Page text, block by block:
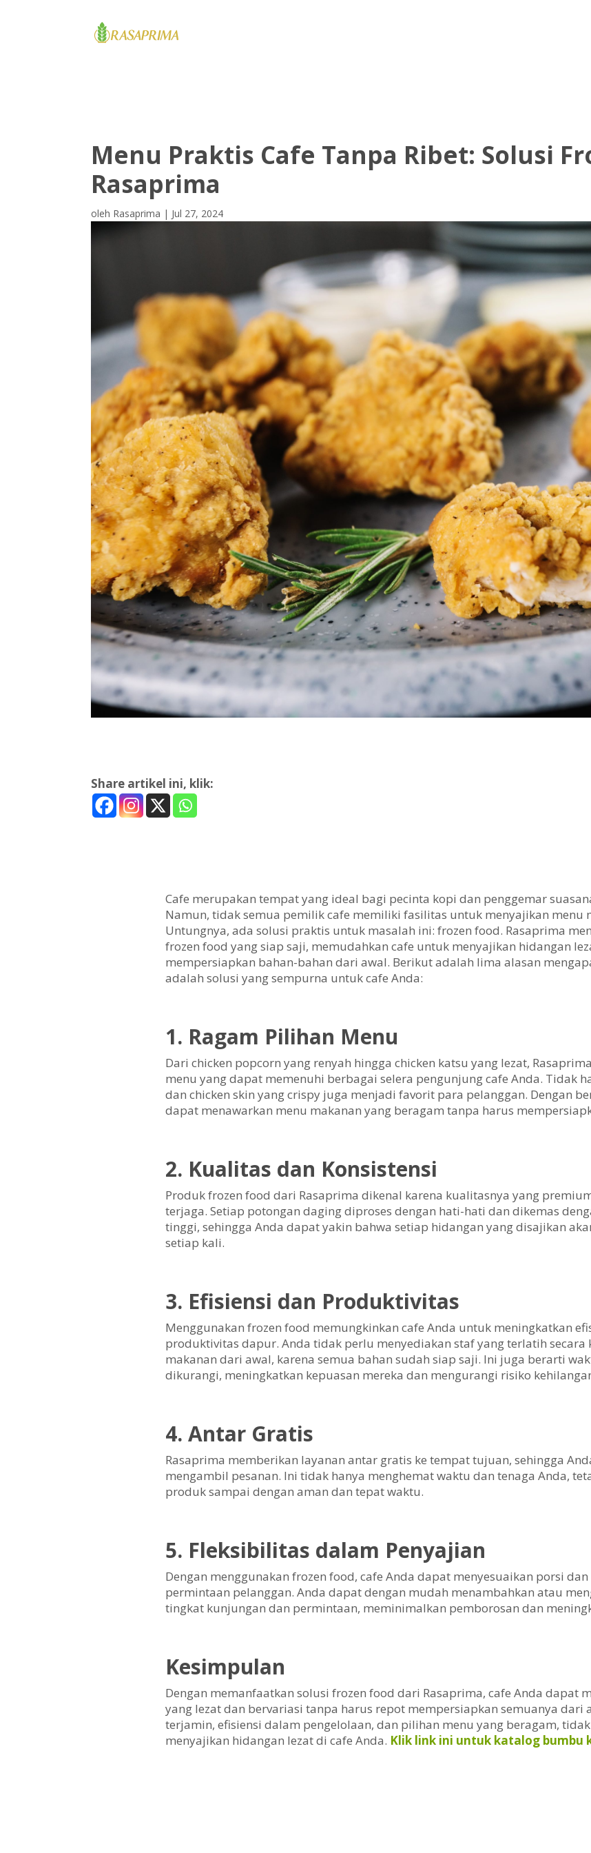
Menu Praktis Cafe Tanpa Ribet: Solusi
Rasaprima
oleh Rasaprima | Jul 27, 2024
Share artikel ini, klik:
Cafe merupakan tempat yang ideal bagi pecinta kopi dan penggemar
Namun, tidak semua pemilik cafe memiliki fasilitas untuk menyajikan menu
Untungnya, ada solusi praktis untuk masalah ini: frozen food. Rasaprima
frozen food yang siap saji, memudahkan cafe untuk menyajikan hidangan
mempersiapkan bahan-bahan dari awal. Berikut adalah lima alasan
adalah solusi yang sempurna untuk cafe Anda:
1. Ragam Pilihan Menu
Dari chicken popcorn yang renyah hingga chicken katsu yang lezat,
menu yang dapat memenuhi berbagai selera pengunjung cafe Anda. Tidak
dan chicken skin yang crispy juga menjadi favorit para pelanggan. Dengan
dapat menawarkan menu makanan yang beragam tanpa harus
2. Kualitas dan Konsistensi
Produk frozen food dari Rasaprima dikenal karena kualitasnya yang
terjaga. Setiap potongan daging diproses dengan hati-hati dan dikemas
tinggi, sehingga Anda dapat yakin bahwa setiap hidangan yang disajikan
setiap kali.
3. Efisiensi dan Produktivitas
Menggunakan frozen food memungkinkan cafe Anda untuk meningkatkan
produktivitas dapur. Anda tidak perlu menyediakan staf yang terlatih
makanan dari awal, karena semua bahan sudah siap saji. Ini juga berarti
dikurangi, meningkatkan kepuasan mereka dan mengurangi risiko
4. Antar Gratis
Rasaprima memberikan layanan antar gratis ke tempat tujuan, sehingga
mengambil pesanan. Ini tidak hanya menghemat waktu dan tenaga Anda,
produk sampai dengan aman dan tepat waktu.
5. Fleksibilitas dalam Penyajian
Dengan menggunakan frozen food, cafe Anda dapat menyesuaikan porsi
permintaan pelanggan. Anda dapat dengan mudah menambahkan atau
tingkat kunjungan dan permintaan, meminimalkan pemborosan dan
Kesimpulan
Dengan memanfaatkan solusi frozen food dari Rasaprima, cafe Anda dapat
yang lezat dan bervariasi tanpa harus repot mempersiapkan semuanya dari
terjamin, efisiensi dalam pengelolaan, dan pilihan menu yang beragam,
menyajikan hidangan lezat di cafe Anda. Klik link ini untuk katalog bumbu